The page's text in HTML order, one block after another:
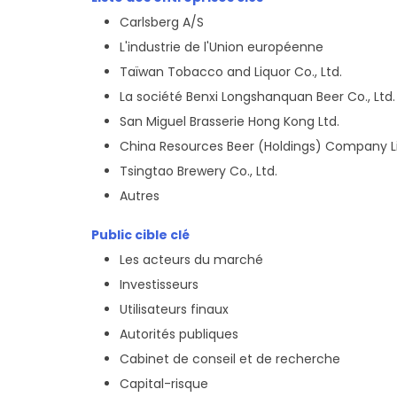
Carlsberg A/S
L'industrie de l'Union européenne
Taïwan Tobacco and Liquor Co., Ltd.
La société Benxi Longshanquan Beer Co., Ltd.
San Miguel Brasserie Hong Kong Ltd.
China Resources Beer (Holdings) Company
Tsingtao Brewery Co., Ltd.
Autres
Public cible clé
Les acteurs du marché
Investisseurs
Utilisateurs finaux
Autorités publiques
Cabinet de conseil et de recherche
Capital-risque